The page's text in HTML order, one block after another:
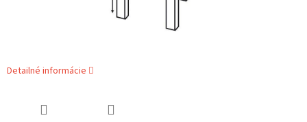
Detailné informácie